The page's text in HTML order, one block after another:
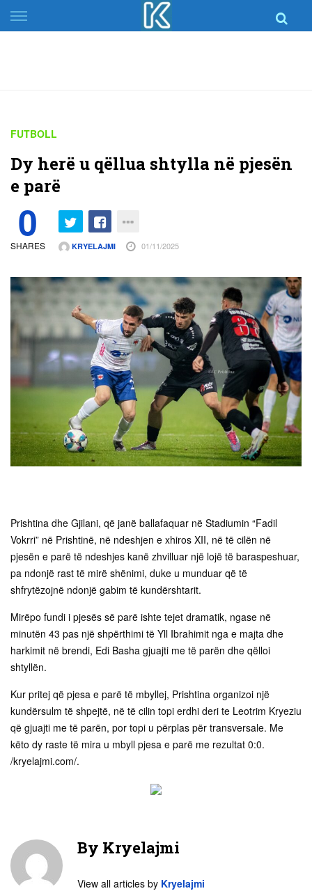
Skip
to
FUTBOLL
Dy herë u qëllua shtylla në pjesën
e parë
0
SHARES KRYELAJMI 01/11/2025
Prishtina dhe Gjilani, që janë ballafaquar në Stadiumin “Fadil
Vokrri” në Prishtinë, në ndeshjen e xhiros XII, në të cilën në
pjesën e parë të ndeshjes kanë zhvilluar një lojë të baraspeshuar,
pa ndonjë rast të mirë shënimi, duke u munduar që të
shfrytëzojnë ndonjë gabim të kundërshtarit.
Mirëpo fundi i pjesës së parë ishte tejet dramatik, ngase në
minutën 43 pas një shpërthimi të Yll Ibrahimit nga e majta dhe
harkimit në brendi, Edi Basha gjuajti me të parën dhe qëlloi
shtyllën.
Kur pritej që pjesa e parë të mbyllej, Prishtina organizoi një
kundërsulm të shpejtë, në të cilin topi erdhi deri te Leotrim Kryeziu
që gjuajti me të parën, por topi u përplas për transversale. Me
këto dy raste të mira u mbyll pjesa e parë me rezultat 0:0.
/kryelajmi.com/.
By Kryelajmi
View all articles by Kryelajmi